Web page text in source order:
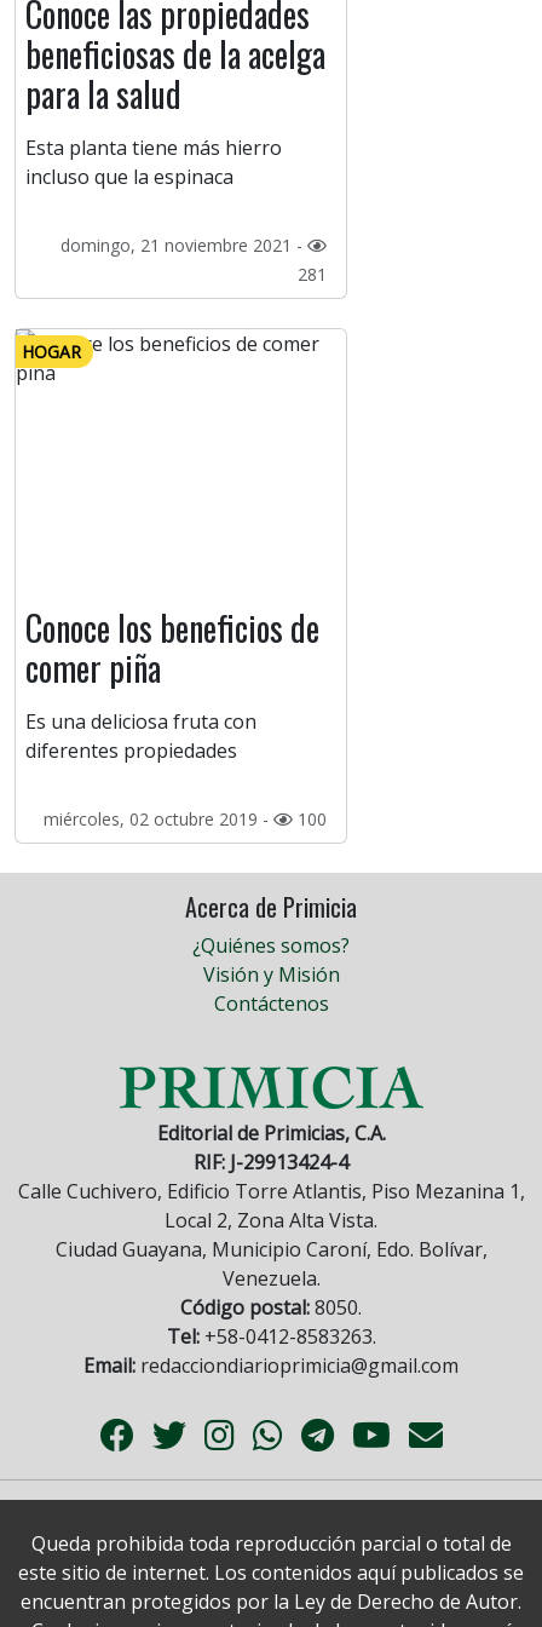
Conoce las propiedades
beneficiosas de la acelga
para la salud
Esta planta tiene más hierro
incluso que la espinaca
domingo, 21 noviembre 2021 -
281
HOGAR
Conoce los beneficios de
comer piña
Es una deliciosa fruta con
diferentes propiedades
miércoles, 02 octubre 2019 - 100
Acerca de Primicia
¿Quiénes somos?
Visión y Misión
Contáctenos
Editorial de Primicias, C.A.
RIF: J-29913424-4
Calle Cuchivero, Edificio Torre Atlantis, Piso Mezanina 1,
Local 2, Zona Alta Vista.
Ciudad Guayana, Municipio Caroní, Edo. Bolívar,
Venezuela.
Código postal:8050.
Tel:+58-0412-8583263.
Email: redacciondiarioprimicia@gmail.com
Queda prohibida toda reproducción parcial o total de
este sitio de internet. Los contenidos aquí publicados se
encuentran protegidos por la Ley de Derecho de Autor.